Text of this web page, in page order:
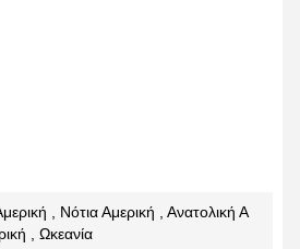
, Νότια Αμερική , Ανατολική Α
, Ωκεανία